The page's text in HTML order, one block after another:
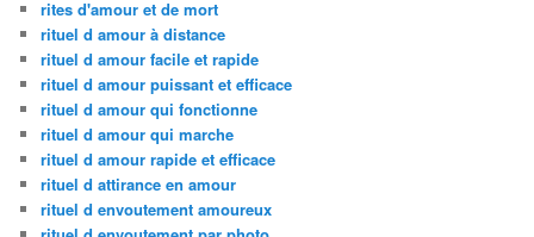
rites d'amour et de mort
rituel d amour à distance
rituel d amour facile et rapide
rituel d amour puissant et efficace
rituel d amour qui fonctionne
rituel d amour qui marche
rituel d amour rapide et efficace
rituel d attirance en amour
rituel d envoutement amoureux